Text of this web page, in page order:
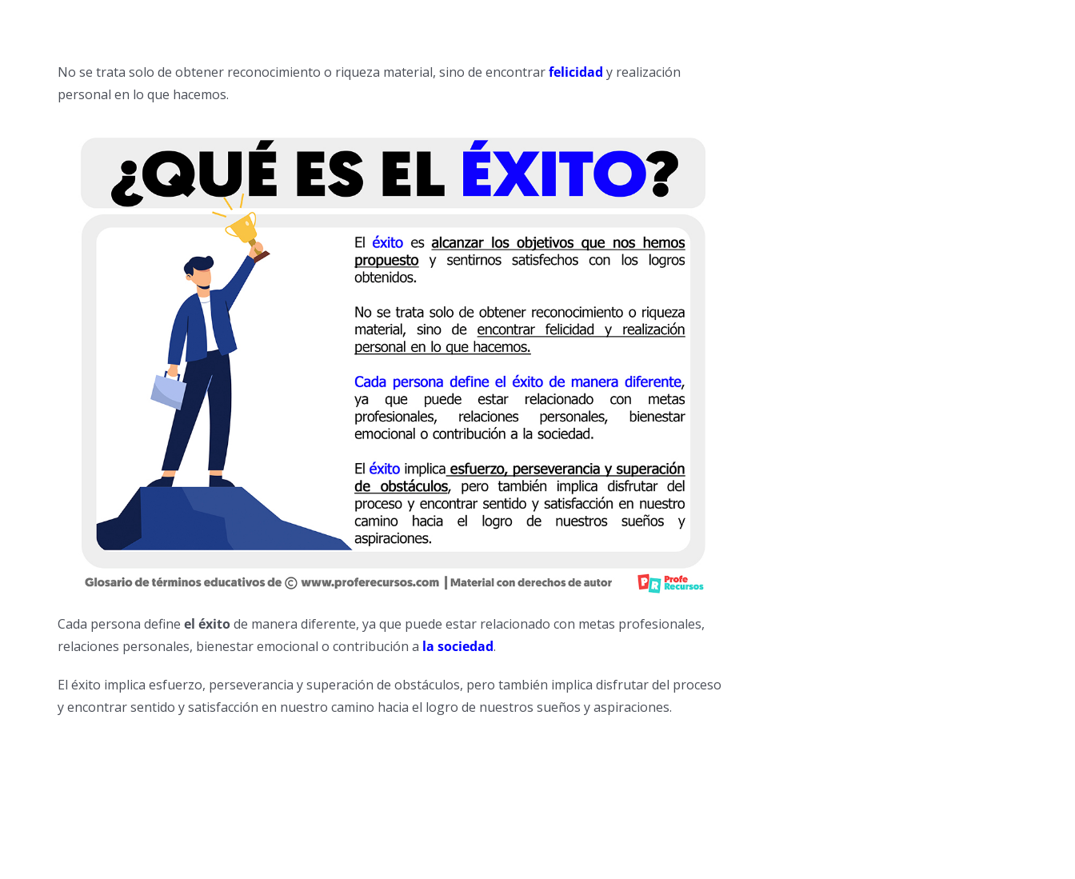
No se trata solo de obtener reconocimiento o riqueza material, sino de encontrarfelicidad y realización
personal en lo que hacemos.
Cada persona define el éxitode manera diferente, ya que puede estar relacionado con metas profesionales,
relaciones personales, bienestar emocional o contribución a la sociedad.
El éxito implica esfuerzo, perseverancia y superación de obstáculos, pero también implica disfrutar del proceso
y encontrar sentido y satisfacción en nuestro camino hacia el logro de nuestros sueños y aspiraciones.